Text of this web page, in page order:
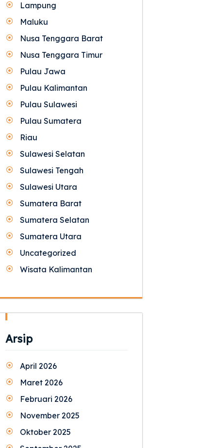
Lampung
Maluku
Nusa Tenggara Barat
Nusa Tenggara Timur
Pulau Jawa
Pulau Kalimantan
Pulau Sulawesi
Pulau Sumatera
Riau
Sulawesi Selatan
Sulawesi Tengah
Sulawesi Utara
Sumatera Barat
Sumatera Selatan
Sumatera Utara
Uncategorized
Wisata Kalimantan
Arsip
April 2026
Maret 2026
Februari 2026
November 2025
Oktober 2025